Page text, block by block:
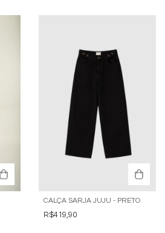
CALÇA SARJA JUJU - PRETO
R$419,90